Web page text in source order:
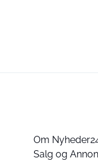
Om
Salg og